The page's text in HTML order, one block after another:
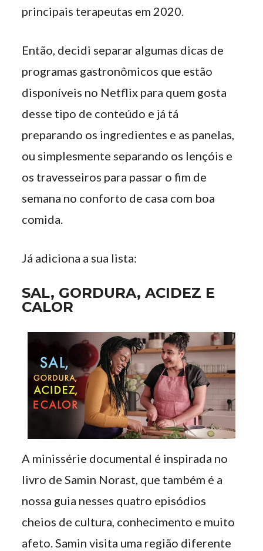
principais terapeutas em 2020.
Então, decidi separar algumas dicas de
programas gastronômicos que estão
disponíveis no Netflix para quem gosta
desse tipo de conteúdo e já tá
preparando os ingredientes e as panelas,
ou simplesmente separando os lençóis e
os travesseiros para passar o fim de
semana no conforto de casa com boa
comida.
Já adiciona a sua lista:
SAL, GORDURA, ACIDEZ E
CALOR
A minissérie documental é inspirada no
livro de Samin Norast, que também é a
nossa guia nesses quatro episódios
cheios de cultura, conhecimento e muito
afeto. Samin visita uma região diferente